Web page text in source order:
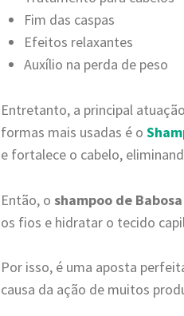
Fim das caspas
Efeitos relaxantes
Auxílio na perda de peso
Entretanto, a principal
formas mais usadas é o
e fortalece o cabelo,
Então, oshampoo de
os fios e hidratar o tecido
Por isso, é uma aposta
causa da ação de muitos